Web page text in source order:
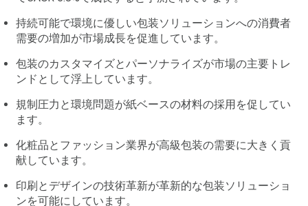
持続可能で環境に優しい包装ソリューションへの消費者
需要の増加が市場成長を促進しています。
包装のカスタマイズとパーソナライズが市場の主要トレ
ンドとして浮上しています。
規制圧力と環境問題が紙ベースの材料の採用を促してい
ます。
化粧品とファッション業界が高級包装の需要に大きく貢
献しています。
印刷とデザインの技術革新が革新的な包装ソリューショ
ンを可能にしています。